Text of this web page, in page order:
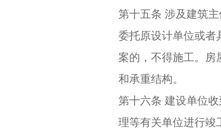
第十五条 涉及建筑
委托原设计单位或者
案的，不得施工。房
和承重结构。
第十六条 建设单位
理等有关单位进行竣